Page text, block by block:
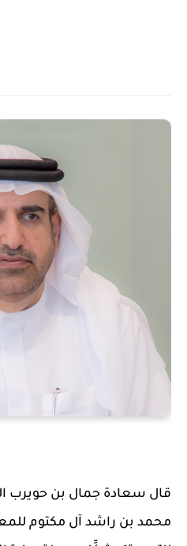
قال سعادة جمال بن حويرب
محمد بن راشد آل مكتوم